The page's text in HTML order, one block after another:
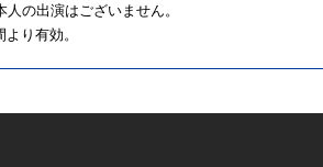
の出演はございません。
り有効。